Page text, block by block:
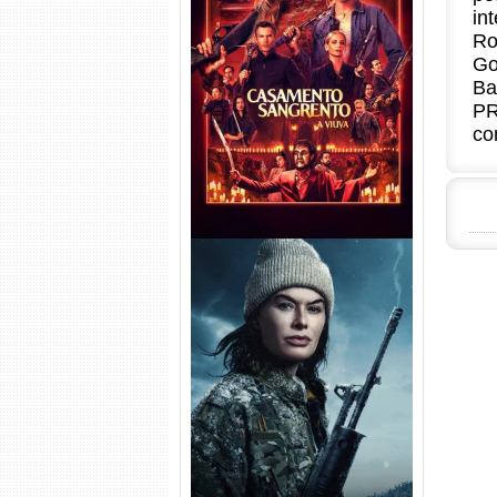
Casamento Sangrento: A
Viúva Torrent (2026) WEB-DL
720p/1080p/4K Dual Áudio
Balística Torrent (2025) WEB-
DL 1080p Dual Áudio